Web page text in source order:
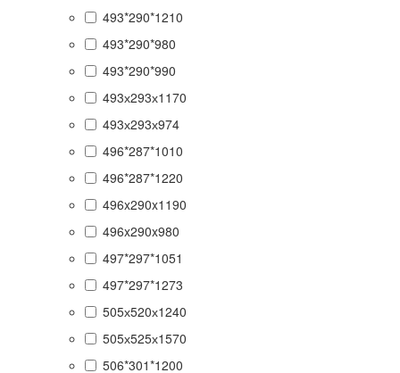
493*290*1210
493*290*980
493*290*990
493х293х1170
493х293х974
496*287*1010
496*287*1220
496x290x1190
496x290x980
497*297*1051
497*297*1273
505х520х1240
505х525х1570
506*301*1200